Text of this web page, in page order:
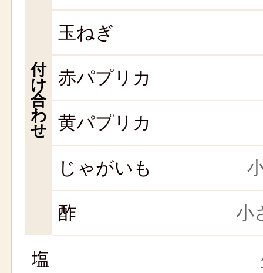
付
け
合
わ
せ
玉ねぎ
赤パプリカ
黄パプリカ
じゃがいも
酢 小
塩